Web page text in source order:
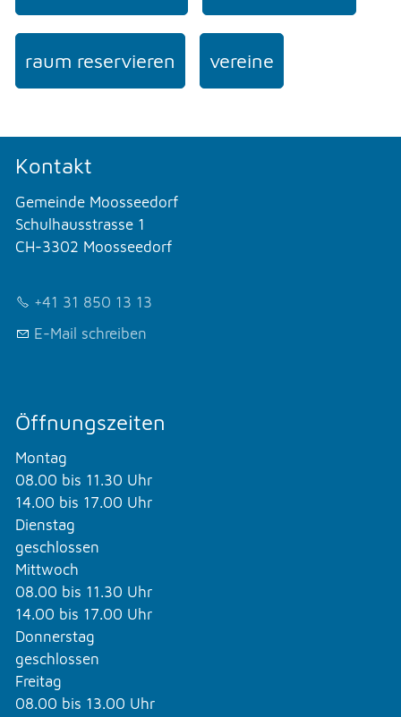
raum reservieren vereine
Kontakt
Gemeinde Moosseedorf
Schulhausstrasse 1
CH-3302 Moosseedorf
+41 31 850 13 13
E-Mail schreiben
Öffnungszeiten
Montag
08.00 bis 11.30 Uhr
14.00 bis 17.00 Uhr
Dienstag
geschlossen
Mittwoch
08.00 bis 11.30 Uhr
14.00 bis 17.00 Uhr
Donnerstag
geschlossen
Freitag
08.00 bis 13.00 Uhr